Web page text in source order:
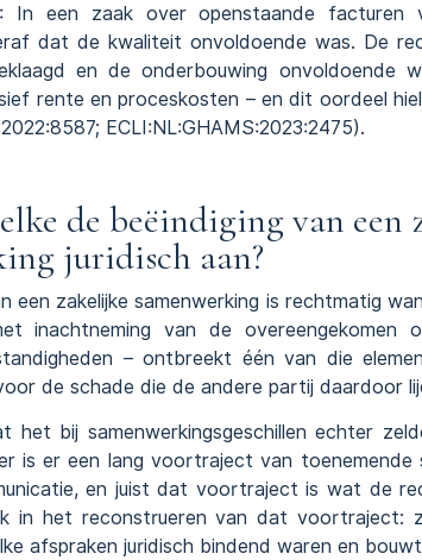
: In een zaak over openstaande facturen
dat de kwaliteit onvoldoende was. De
en de onderbouwing onvoldoende
rente en proceskosten – en dit oordeel
; ECLI:NL:GHAMS:2023:2475).
de beëindiging van een
juridisch aan?
een zakelijke samenwerking is rechtmatig
inachtneming van de overeengekomen
– ontbreekt één van die
de schade die de andere partij daardoor
het bij samenwerkingsgeschillen echter
is er een lang voortraject van toenemende
en juist dat voortraject is wat de
in het reconstrueren van dat voortraject:
afspraken juridisch bindend waren en